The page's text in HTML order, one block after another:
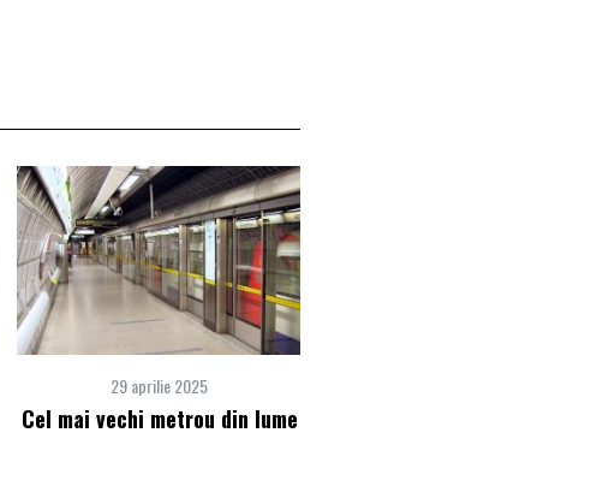
29 aprilie 2025
Cel mai vechi metrou din lume